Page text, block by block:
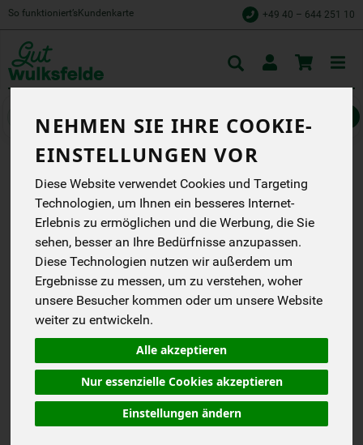
NEHMEN SIE IHRE COOKIE-
EINSTELLUNGEN VOR
Diese Website verwendet Cookies und Targeting
Technologien, um Ihnen ein besseres Internet-
Erlebnis zu ermöglichen und die Werbung, die Sie
sehen, besser an Ihre Bedürfnisse anzupassen.
Diese Technologien nutzen wir außerdem um
Ergebnisse zu messen, um zu verstehen, woher
unsere Besucher kommen oder um unsere Website
weiter zu entwickeln.
Alle akzeptieren
Nur essenzielle Cookies akzeptieren
Einstellungen ändern
So funktioniert’s Kundenkarte +49 40 – 644 251 10
Gemüse Zwiebelgemüse, Kohl & Rüben
ZWIEBELN - SCHALOTTEN
Keltivia
EG
bisher 8,49 €
*
1 Stück ca. 40g
(7,49 € / kg)
inkl. 7% MwSt.
Kg
Anzahl
Toggle